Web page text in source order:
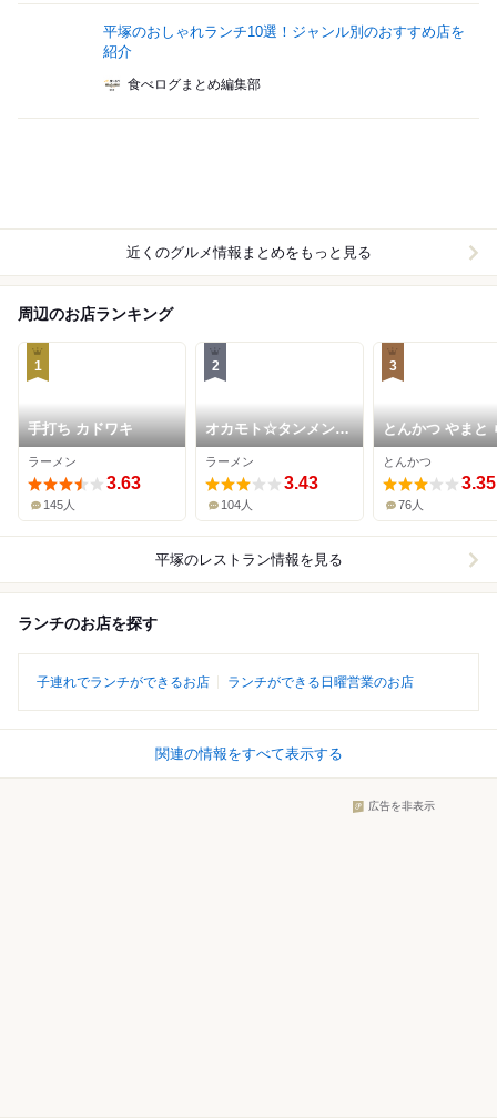
平塚のおしゃれランチ10選！ジャンル別のおすすめ店を
紹介
食べログまとめ編集部
近くのグルメ情報まとめをもっと見る
周辺のお店ランキング
1
手打ち カドワキ
ラーメン
3.63
145人
2
オカモト☆タンメン。
平塚店
ラーメン
3.43
104人
3
とんかつ やまと
ぽーと湘南平塚店
とんかつ
3.35
76人
平塚のレストラン情報を見る
ランチのお店を探す
子連れでランチができるお店 ランチができる日曜営業のお店
関連の情報をすべて表示する
広告を非表示